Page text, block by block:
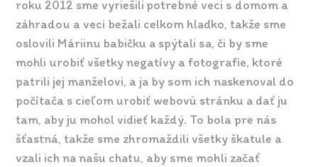
roku 2012 sme vyriešili potrebné veci s domom a
záhradou a veci bežali celkom hladko, takže sme
oslovili Máriinu babičku a spýtali sa, či by sme
mohli urobiť všetky negatívy a fotografie, ktoré
patrili jej manželovi, a ja by som ich naskenoval do
počítača s cieľom urobiť webovú stránku a dať ju
tam, aby ju mohol vidieť každý. To bola pre nás
šťastná, takže sme zhromaždili všetky škatule a
vzali ich na našu chatu, aby sme mohli začať